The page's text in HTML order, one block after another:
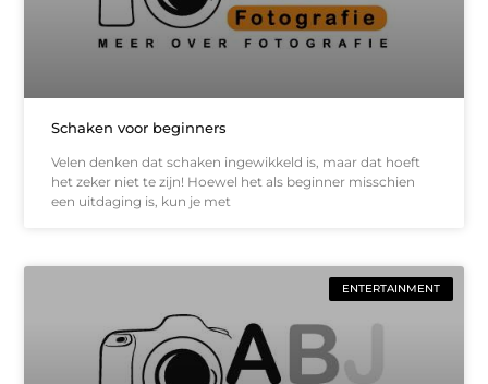
Schaken voor beginners
Velen denken dat schaken ingewikkeld is, maar dat hoeft
het zeker niet te zijn! Hoewel het als beginner misschien
een uitdaging is, kun je met
ENTERTAINMENT